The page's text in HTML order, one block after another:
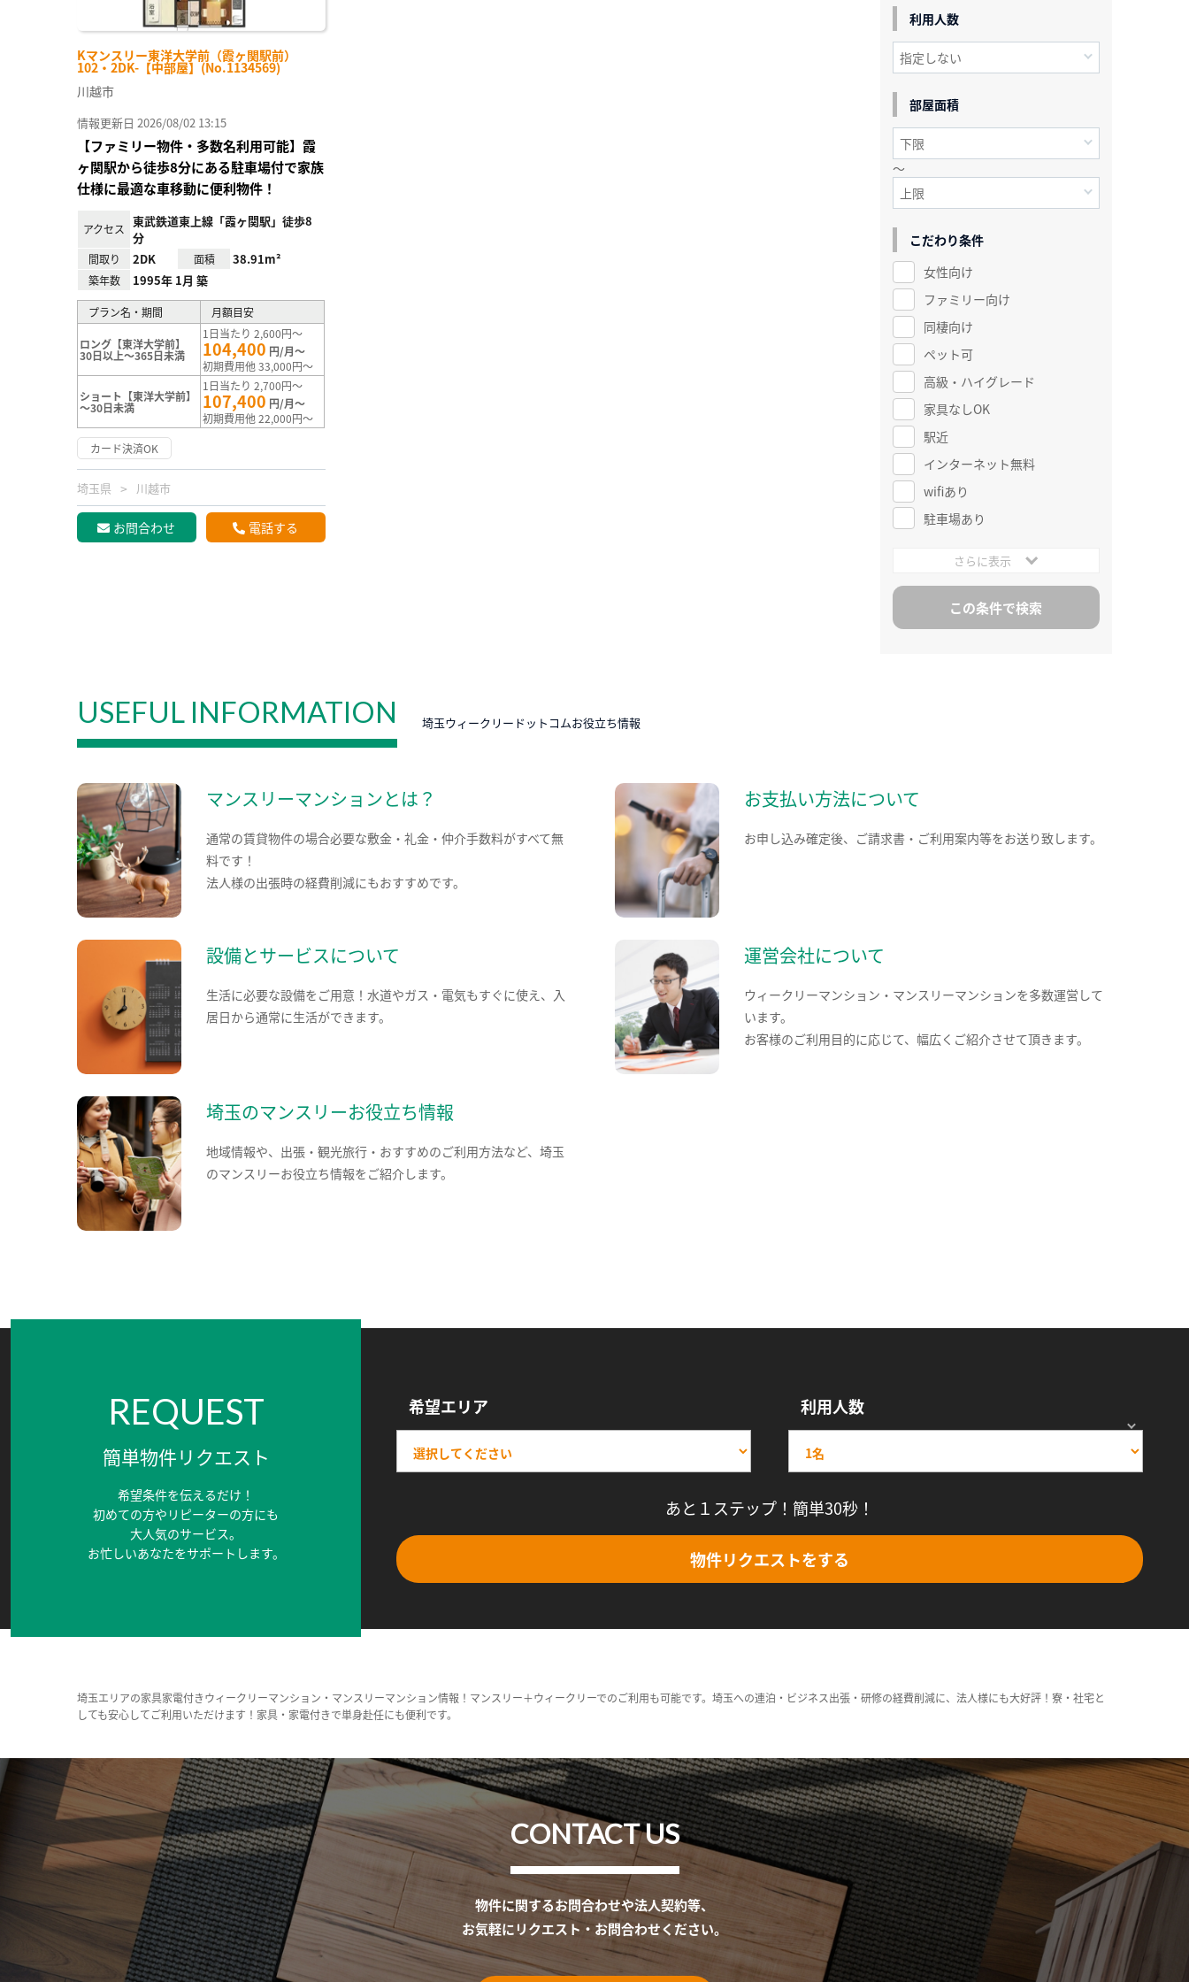
Kマンスリー東洋大学前（霞ヶ関駅前）
102・2DK-【中部屋】(No.1134569)
川越市
情報更新日 2026/08/02 13:15
【ファミリー物件・多数名利用可能】霞
ヶ関駅から徒歩8分にある駐車場付で家族
仕様に最適な車移動に便利物件！
アクセス
東武鉄道東上線「霞ヶ関駅」徒歩8
分
間取り 2DK 面積 38.91m²
築年数 1995年 1月 築
プラン名・期間 月額目安
ロング【東洋大学前】
30日以上～365日未満
1日当たり 2,600円～
104,400 円/月～
初期費用他 33,000円～
ショート【東洋大学前】
～30日未満
1日当たり 2,700円～
107,400 円/月～
初期費用他 22,000円～
カード決済OK
埼玉県 川越市
お問合わせ 電話する
利用人数
部屋面積
～
こだわり条件
女性向け
ファミリー向け
同棲向け
ペット可
高級・ハイグレード
家具なしOK
駅近
インターネット無料
wifiあり
駐車場あり
さらに表示
USEFUL INFORMATION 埼玉ウィークリードットコムお役立ち情報
マンスリーマンションとは？
通常の賃貸物件の場合必要な敷金・礼金・仲介手数料がすべて無
料です！
法人様の出張時の経費削減にもおすすめです。
お支払い方法について
お申し込み確定後、ご請求書・ご利用案内等をお送り致します。
設備とサービスについて
生活に必要な設備をご用意！水道やガス・電気もすぐに使え、入
居日から通常に生活ができます。
運営会社について
ウィークリーマンション・マンスリーマンションを多数運営して
います。
お客様のご利用目的に応じて、幅広くご紹介させて頂きます。
埼玉のマンスリーお役立ち情報
地域情報や、出張・観光旅行・おすすめのご利用方法など、埼玉
のマンスリーお役立ち情報をご紹介します。
REQUEST
簡単物件リクエスト
希望条件を伝えるだけ！
初めての方やリピーターの方にも
大人気のサービス。
お忙しいあなたをサポートします。
希望エリア 利用人数
あと１ステップ！簡単30秒！
物件リクエストをする
埼玉エリアの家具家電付きウィークリーマンション・マンスリーマンション情報！マンスリー＋ウィークリーでのご利用も可能です。埼玉への連泊・ビジネス出張・研修の経費削減に、法人様にも大好評！寮・社宅と
しても安心してご利用いただけます！家具・家電付きで単身赴任にも便利です。
CONTACT US
物件に関するお問合わせや法人契約等、
お気軽にリクエスト・お問合わせください。